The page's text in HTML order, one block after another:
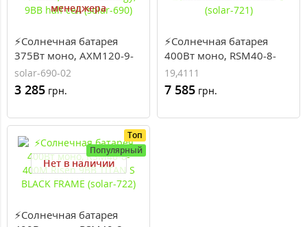
менеджера
⚡Солнечная батарея
375Вт моно, AXM120-9-
166-375, AXIOMA energy,
9BB half cell (solar-690)
solar-690-02
3 285 грн.
⚡Солнечная батарея
400Вт моно, RSM40-8-
400M Risen 9BB TITAN S
(solar-721)
19,4111
7 585 грн.
Топ
Популярный
Нет в наличии
⚡Солнечная батарея